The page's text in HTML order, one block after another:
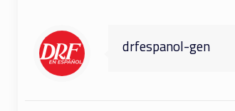
drfespanol-gen